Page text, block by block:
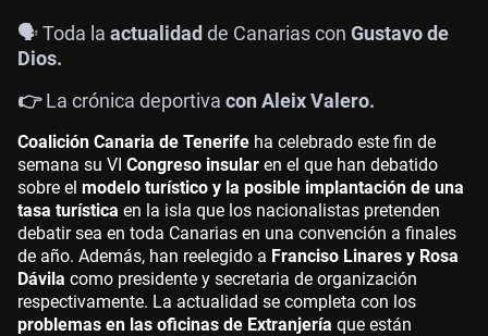
🗣️ Toda la actualidad de Canarias con Gustavo de
Dios.
👉La crónica deportiva con Aleix Valero.
Coalición Canaria de Tenerife ha celebrado este fin de
semana su VI Congreso insular en el que han debatido
sobre el modelo turístico y la posible implantación de una
tasa turística en la isla que los nacionalistas pretenden
debatir sea en toda Canarias en una convención a finales
de año. Además, han reelegido a Franciso Linares y Rosa
Dávila como presidente y secretaria de organización
respectivamente. La actualidad se completa con los
problemas en las oficinas de Extranjería que están